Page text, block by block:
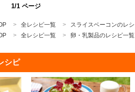
1/1 ページ
全レシピ一覧
スライスベーコンのレ
全レシピ一覧 卵・乳製品のレシピ一覧
シピ